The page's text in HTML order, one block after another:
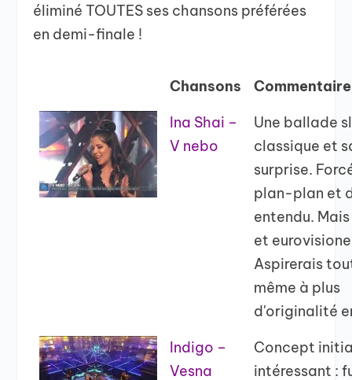
éliminé TOUTES ses chansons préférées
en demi-finale !
Chansons
Ina Shai –
V nebo
Une ballade
classique et
surprise.
plan-plan et
entendu.
et
Aspirerais
même à plus
d'originalité
Indigo –
Vesna
Concept
intéressant :